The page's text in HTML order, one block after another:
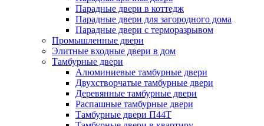
Парадные двери в коттедж
Парадные двери для загородного дома
Парадные двери с терморазрывом
Промышленные двери
Элитные входные двери в дом
Тамбурные двери
Алюминиевые тамбурные двери
Двухстворчатые тамбурные двери
Деревянные тамбурные двери
Распашные тамбурные двери
Тамбурные двери П44Т